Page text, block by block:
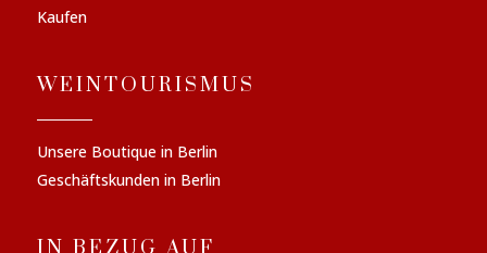
Kaufen
WEINTOURISMUS
Unsere Boutique in Berlin
Geschäftskunden in Berlin
IN BEZUG AUF